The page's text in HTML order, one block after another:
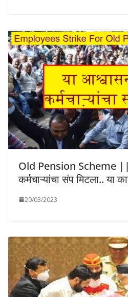
Old Pension Scheme
कर्मचाऱ्यांचा संप मिटला.. या
20/03/2023